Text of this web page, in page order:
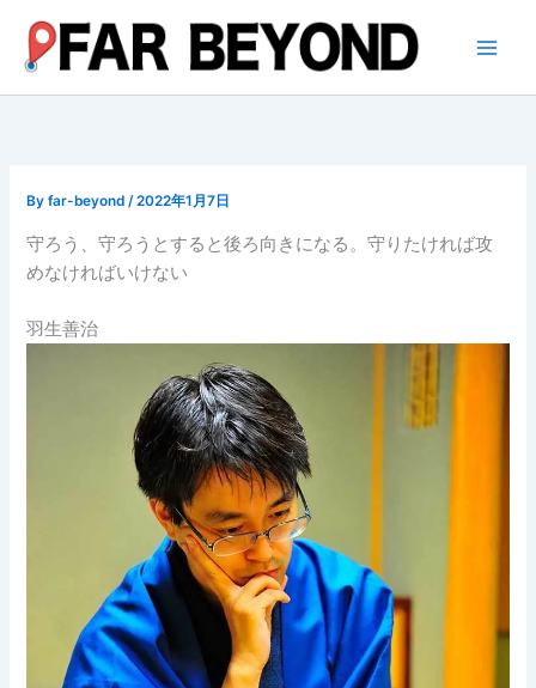
ス
Byfar-beyond/2022年1月7日
守ろう、守ろうとすると後ろ向きになる。守りたければ攻
めなければいけない
羽生善治